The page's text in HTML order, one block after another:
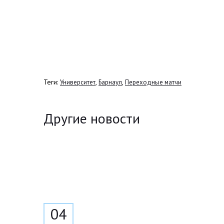
Теги: Университет, Барнаул, Переходные матчи
Другие новости
04